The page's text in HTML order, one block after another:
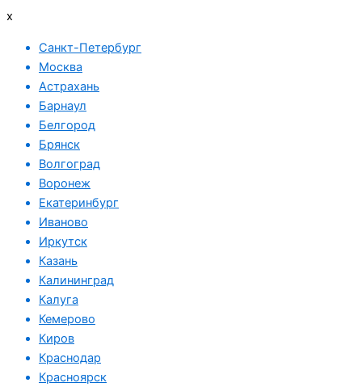
x
Санкт-Петербург
Москва
Астрахань
Барнаул
Белгород
Брянск
Волгоград
Воронеж
Екатеринбург
Иваново
Иркутск
Казань
Калининград
Калуга
Кемерово
Киров
Краснодар
Красноярск